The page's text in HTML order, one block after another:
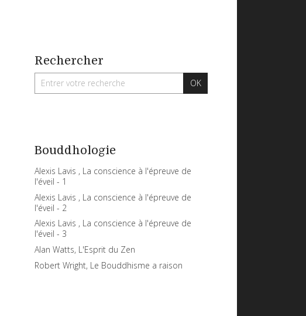
Rechercher
Bouddhologie
Alexis Lavis , La conscience à l'épreuve de
l'éveil - 1
Alexis Lavis , La conscience à l'épreuve de
l'éveil - 2
Alexis Lavis , La conscience à l'épreuve de
l'éveil - 3
Alan Watts, L'Esprit du Zen
Robert Wright, Le Bouddhisme a raison